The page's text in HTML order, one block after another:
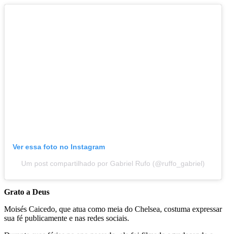
Ver essa foto no Instagram
Um post compartilhado por Gabriel Rufo (@ruffo_gabriel)
Grato a Deus
Moisés Caicedo, que atua como meia do Chelsea, costuma expressar
sua fé publicamente e nas redes sociais.